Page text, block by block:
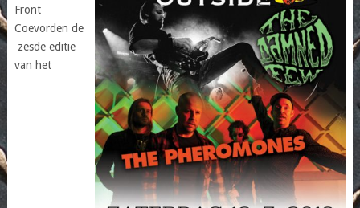
Front
Coevorden de
zesde editie
van het